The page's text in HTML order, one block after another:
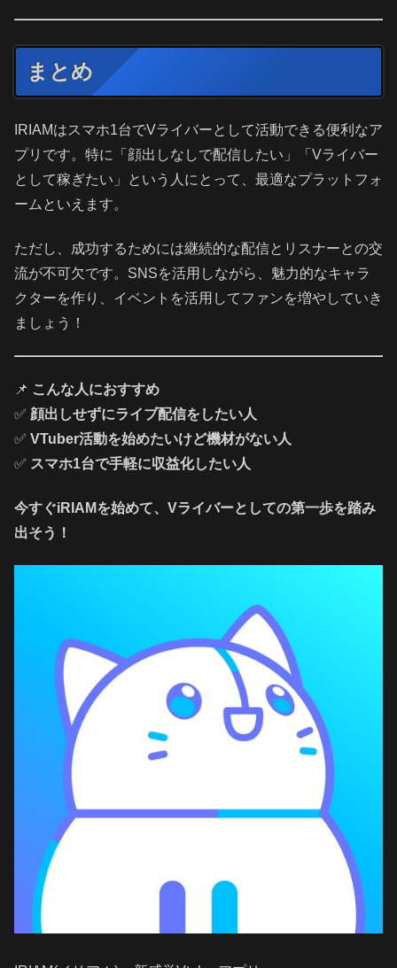
まとめ
IRIAMはスマホ1台でVライバーとして活動できる便利なア
プリです。特に「顔出しなしで配信したい」「Vライバー
として稼ぎたい」という人にとって、最適なプラットフォ
ームといえます。
ただし、成功するためには継続的な配信とリスナーとの交
流が不可欠です。SNSを活用しながら、魅力的なキャラ
クターを作り、イベントを活用してファンを増やしていき
ましょう！
📌 こんな人におすすめ
✅ 顔出しせずにライブ配信をしたい人
✅ VTuber活動を始めたいけど機材がない人
✅ スマホ1台で手軽に収益化したい人
今すぐiRIAMを始めて、Vライバーとしての第一歩を踏み
出そう！